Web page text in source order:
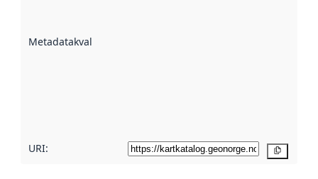
Metadatakvalitet
URI: